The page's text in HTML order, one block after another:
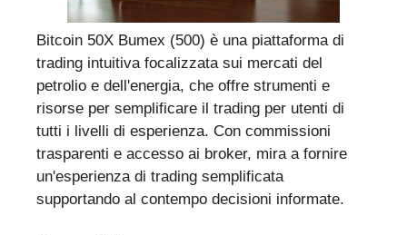
Bitcoin 50X Bumex (500) è una piattaforma di
trading intuitiva focalizzata sui mercati del
petrolio e dell'energia, che offre strumenti e
risorse per semplificare il trading per utenti di
tutti i livelli di esperienza. Con commissioni
trasparenti e accesso ai broker, mira a fornire
un'esperienza di trading semplificata
supportando al contempo decisioni informate.